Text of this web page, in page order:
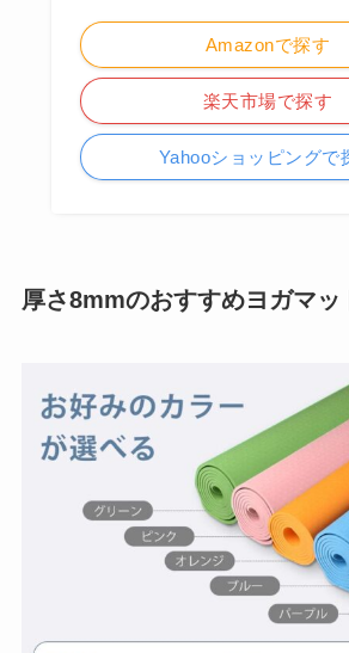
Amazonで探す
楽天市場で探す
Yahooショッピングで
厚さ8mmのおすすめヨガマッ